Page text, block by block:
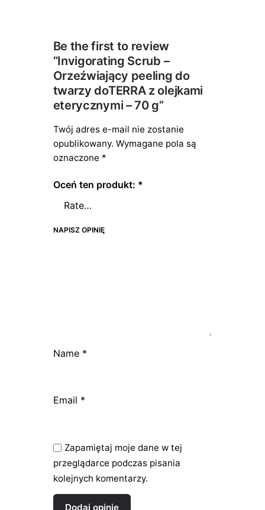
Be the first to review
“Invigorating Scrub –
Orzeźwiający peeling do
twarzy doTERRA z olejkami
eterycznymi – 70 g”
Twój adres e-mail nie zostanie
opublikowany. Wymagane pola są
oznaczone *
Oceń ten produkt: *
NAPISZ OPINIĘ
Name *
Email *
Zapamiętaj moje dane w tej
przeglądarce podczas pisania
kolejnych komentarzy.